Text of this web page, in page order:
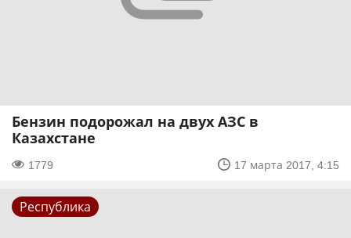
Бензин подорожал на двух АЗС в
Казахстане
1779 17 марта 2017, 4:15
Республика